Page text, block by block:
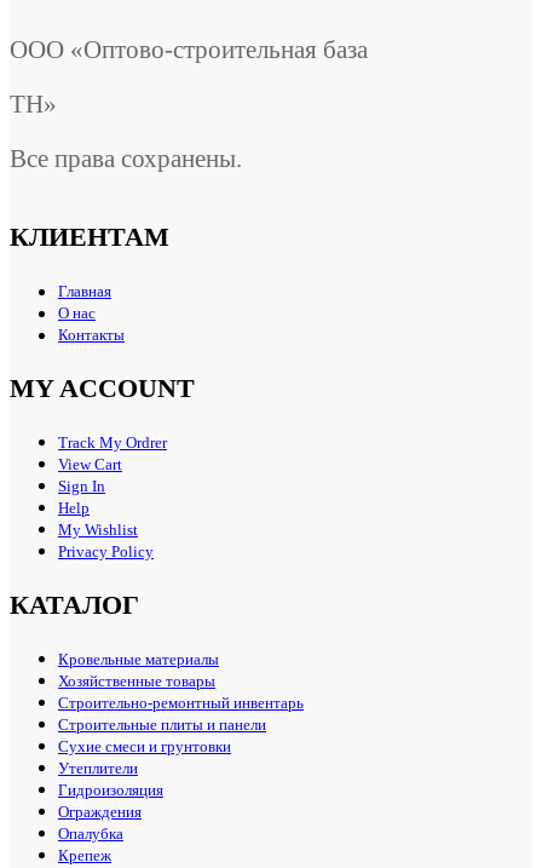
ООО «Оптово-строительная база
ТН»
Все права сохранены.
КЛИЕНТАМ
Главная
О нас
Контакты
MY ACCOUNT
Track My Ordrer
View Cart
Sign In
Help
My Wishlist
Privacy Policy
КАТАЛОГ
Кровельные материалы
Хозяйственные товары
Строительно-ремонтный инвентарь
Строительные плиты и панели
Сухие смеси и грунтовки
Утеплители
Гидроизоляция
Ограждения
Опалубка
Крепеж